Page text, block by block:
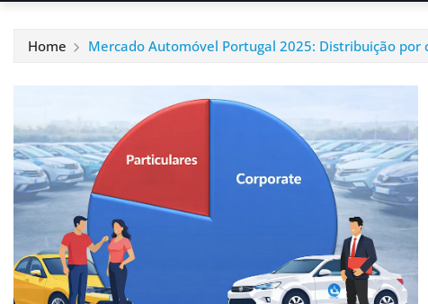
Home Mercado Automóvel Portugal 2025: Distribuição por